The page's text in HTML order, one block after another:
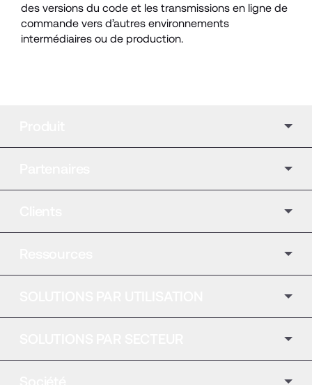
des versions du code et les transmissions en ligne de
commande vers d’autres environnements
intermédiaires ou de production.